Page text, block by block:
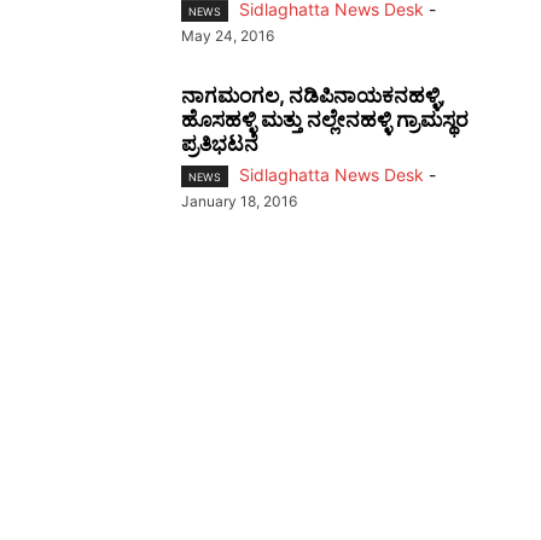
NEWS Sidlaghatta News Desk -
May 24, 2016
ನಾಗಮಂಗಲ, ನಡಿಪಿನಾಯಕನಹಳ್ಳಿ,
ಹೊಸಹಳ್ಳಿ ಮತ್ತು ನಲ್ಲೇನಹಳ್ಳಿ ಗ್ರಾಮಸ್ಥರ
ಪ್ರತಿಭಟನೆ
NEWS Sidlaghatta News Desk -
January 18, 2016